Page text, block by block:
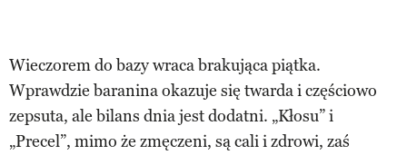
Wieczorem do bazy wraca brakująca piątka.
Wprawdzie baranina okazuje się twarda i częściowo
zepsuta, ale bilans dnia jest dodatni. „Kłosu” i
„Precel”, mimo że zmęczeni, są cali i zdrowi, zaś